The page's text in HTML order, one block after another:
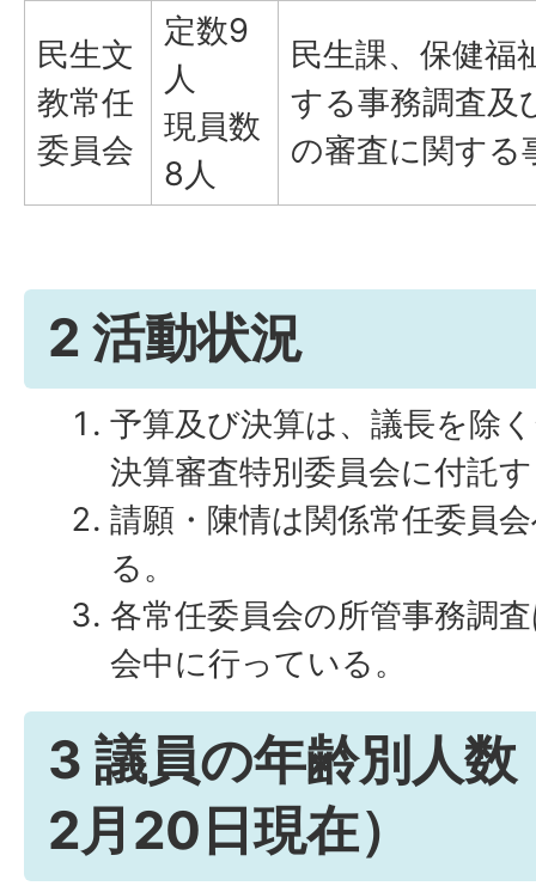
民生文
教常任
委員会
定数9
人
現員数
8人
民生課、保健福
する事務調査及
の審査に関する
2 活動状況
予算及び決算は、議長を除
決算審査特別委員会に付託
請願・陳情は関係常任委員
る。
各常任委員会の所管事務調
会中に行っている。
3 議員の年齢別人数
2月20日現在）